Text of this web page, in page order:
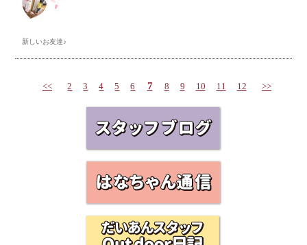
新しいお友達♪
<< 2 3 4 5 6 7 8 9 10 11 12 >>